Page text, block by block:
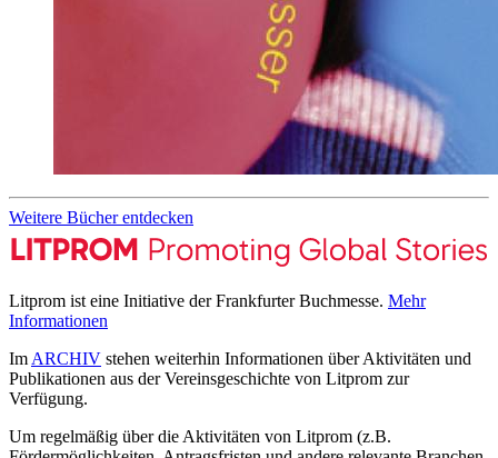
Weitere Bücher entdecken
Litprom ist eine Initiative der Frankfurter Buchmesse. Mehr
Informationen
Im ARCHIV stehen weiterhin Informationen über Aktivitäten und
Publikationen aus der Vereinsgeschichte von Litprom zur
Verfügung.
Um regelmäßig über die Aktivitäten von Litprom (z.B.